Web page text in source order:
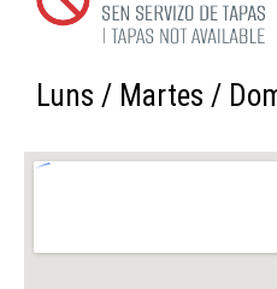
Luns / Martes /